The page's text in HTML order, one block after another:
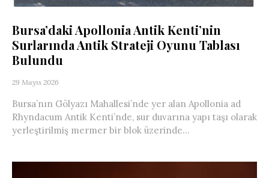
Bursa’daki Apollonia Antik Kenti’nin
Surlarında Antik Strateji Oyunu Tablası
Bulundu
29 Mayıs 2026
Bursa’nın Gölyazı Mahallesi’nde yer alan Apollonia ad
Rhyndacum Antik Kenti’nde, sur duvarına yapı taşı olarak
yerleştirilmiş mermer bir blok üzerinde...